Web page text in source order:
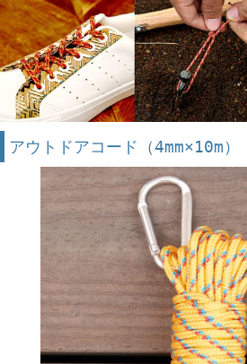
アウトドアコード（4mm×10m）